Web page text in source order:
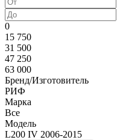
По популярности
0
15 750
31 500
47 250
63 000
Бренд/Изготовитель
РИФ
Марка
Все
Модель
L200 IV 2006-2015